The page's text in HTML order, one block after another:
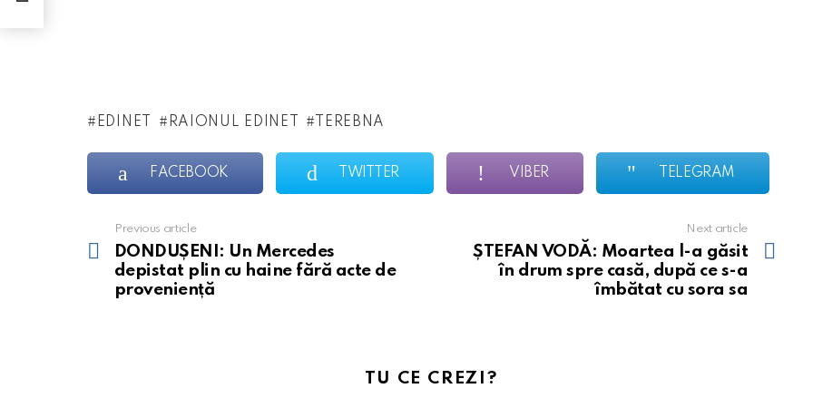
EDINET RAIONUL EDINET TEREBNA
FACEBOOK TWITTER VIBER TELEGRAM
more
Previous article
DONDUȘENI: Un Mercedes
depistat plin cu haine fără acte de
proveniență
Next article
ȘTEFAN VODĂ: Moartea l-a găsit
în drum spre casă, după ce s-a
îmbătat cu sora sa
TU CE CREZI?